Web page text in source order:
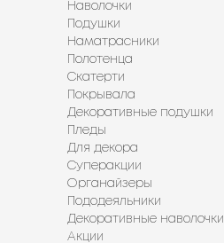
Наволочки
Подушки
Наматрасники
Полотенца
Скатерти
Покрывала
Декоративные подушки
Пледы
Для декора
Суперакции
Органайзеры
Пододеяльники
Декоративные наволочки
Акции